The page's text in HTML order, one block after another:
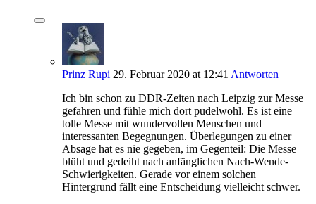
Prinz Rupi 29. Februar 2020 at 12:41 Antworten
Ich bin schon zu DDR-Zeiten nach Leipzig zur Messe
gefahren und fühle mich dort pudelwohl. Es ist eine
tolle Messe mit wundervollen Menschen und
interessanten Begegnungen. Überlegungen zu einer
Absage hat es nie gegeben, im Gegenteil: Die Messe
blüht und gedeiht nach anfänglichen Nach-Wende-
Schwierigkeiten. Gerade vor einem solchen
Hintergrund fällt eine Entscheidung vielleicht schwer.